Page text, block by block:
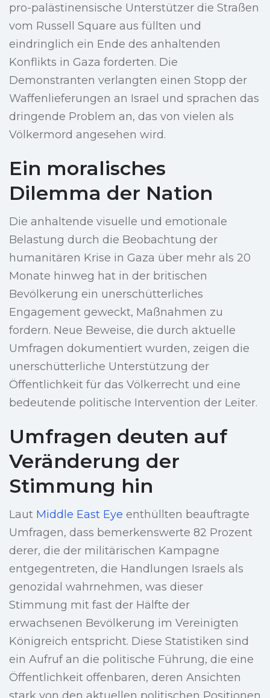
pro-palästinensische Unterstützer die Straßen
vom Russell Square aus füllten und
eindringlich ein Ende des anhaltenden
Konflikts in Gaza forderten. Die
Demonstranten verlangten einen Stopp der
Waffenlieferungen an Israel und sprachen das
dringende Problem an, das von vielen als
Völkermord angesehen wird.
Ein moralisches
Dilemma der Nation
Die anhaltende visuelle und emotionale
Belastung durch die Beobachtung der
humanitären Krise in Gaza über mehr als 20
Monate hinweg hat in der britischen
Bevölkerung ein unerschütterliches
Engagement geweckt, Maßnahmen zu
fordern. Neue Beweise, die durch aktuelle
Umfragen dokumentiert wurden, zeigen die
unerschütterliche Unterstützung der
Öffentlichkeit für das Völkerrecht und eine
bedeutende politische Intervention der Leiter.
Umfragen deuten auf
Veränderung der
Stimmung hin
Laut Middle East Eye enthüllten beauftragte
Umfragen, dass bemerkenswerte 82 Prozent
derer, die der militärischen Kampagne
entgegentreten, die Handlungen Israels als
genozidal wahrnehmen, was dieser
Stimmung mit fast der Hälfte der
erwachsenen Bevölkerung im Vereinigten
Königreich entspricht. Diese Statistiken sind
ein Aufruf an die politische Führung, die eine
Öffentlichkeit offenbaren, deren Ansichten